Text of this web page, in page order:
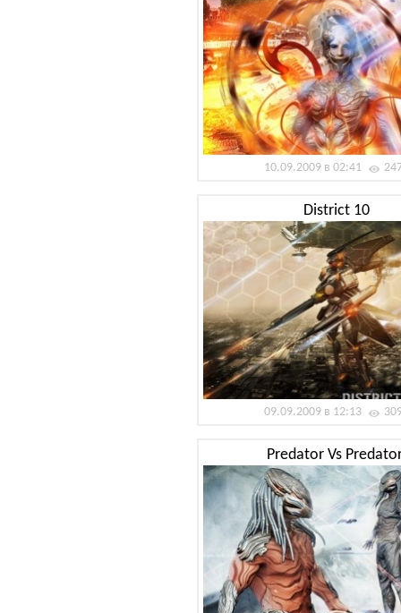
10.09.2009 в 02:41
District 10
09.09.2009 в 12:13
Predator Vs